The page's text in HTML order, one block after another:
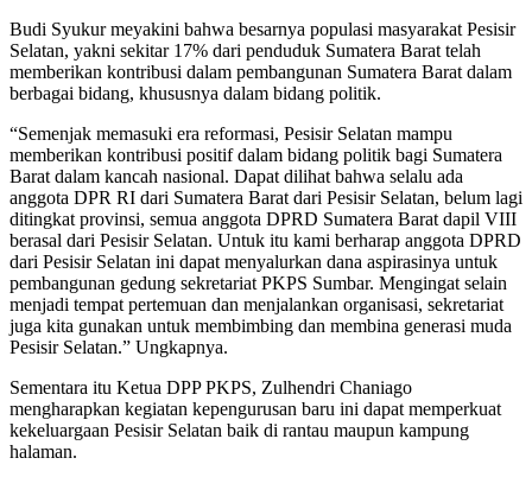
Budi Syukur meyakini bahwa besarnya populasi masyarakat Pesisir
Selatan, yakni sekitar 17% dari penduduk Sumatera Barat telah
memberikan kontribusi dalam pembangunan Sumatera Barat dalam
berbagai bidang, khususnya dalam bidang politik.
“Semenjak memasuki era reformasi, Pesisir Selatan mampu
memberikan kontribusi positif dalam bidang politik bagi Sumatera
Barat dalam kancah nasional. Dapat dilihat bahwa selalu ada
anggota DPR RI dari Sumatera Barat dari Pesisir Selatan, belum lagi
ditingkat provinsi, semua anggota DPRD Sumatera Barat dapil VIII
berasal dari Pesisir Selatan. Untuk itu kami berharap anggota DPRD
dari Pesisir Selatan ini dapat menyalurkan dana aspirasinya untuk
pembangunan gedung sekretariat PKPS Sumbar. Mengingat selain
menjadi tempat pertemuan dan menjalankan organisasi, sekretariat
juga kita gunakan untuk membimbing dan membina generasi muda
Pesisir Selatan.” Ungkapnya.
Sementara itu Ketua DPP PKPS, Zulhendri Chaniago
mengharapkan kegiatan kepengurusan baru ini dapat memperkuat
kekeluargaan Pesisir Selatan baik di rantau maupun kampung
halaman.